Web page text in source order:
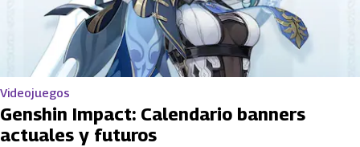
Videojuegos
Genshin Impact: Calendario banners
actuales y futuros